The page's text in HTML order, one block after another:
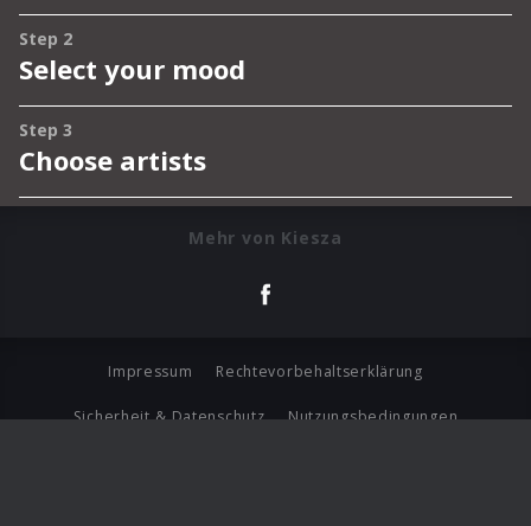
Mehr von Kiesza
Impressum Rechtevorbehaltserklärung
Sicherheit & Datenschutz Nutzungsbedingungen